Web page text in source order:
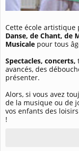
Cette école artistique
Danse, de Chant, de
Musicale pour tous
Spectacles, concerts,
avancés, des
présenter.
Alors, si vous avez
de la musique ou de
vos enfants des
!